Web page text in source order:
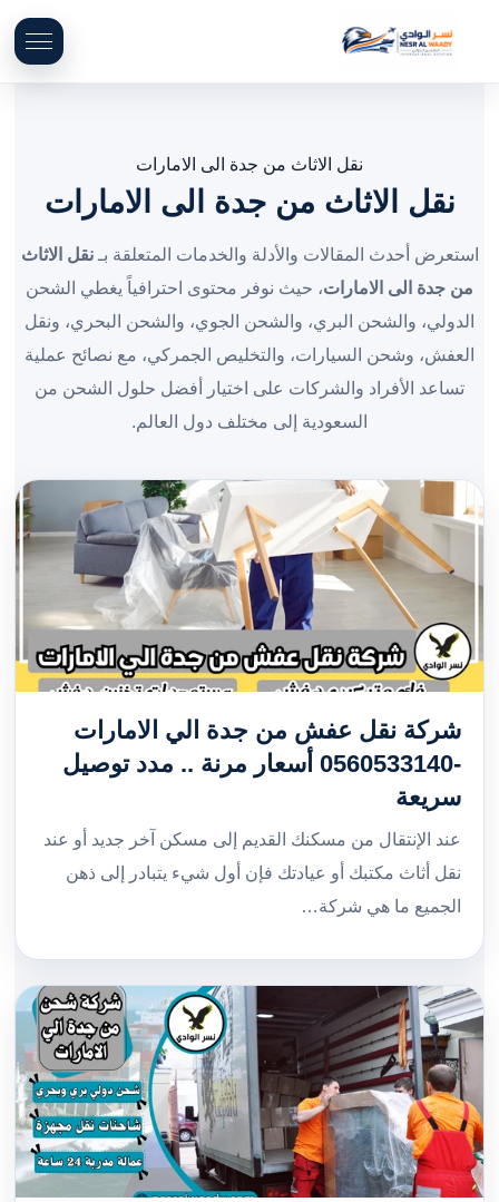
نقل الاثاث من جدة الى الامارات
نقل الاثاث من جدة الى الامارات
استعرض أحدث المقالات والأدلة والخدمات المتعلقة بـنقل الاثاث
من جدة الى الامارات، حيث نوفر محتوى احترافياً يغطي الشحن
الدولي، والشحن البري، والشحن الجوي، والشحن البحري، ونقل
العفش، وشحن السيارات، والتخليص الجمركي، مع نصائح عملية
تساعد الأفراد والشركات على اختيار أفضل حلول الشحن من
السعودية إلى مختلف دول العالم.
شركة نقل عفش من جدة الي الامارات
-0560533140 أسعار مرنة .. مدد توصيل
سريعة
عند الإنتقال من مسكنك القديم إلى مسكن آخر جديد أو عند
نقل أثاث مكتبك أو عيادتك فإن أول شيء يتبادر إلى ذهن
الجميع ما هي شركة…